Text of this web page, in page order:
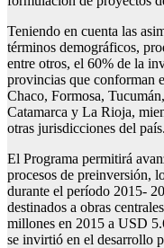
Teniendo en cuenta las
términos demográficos,
entre otros, el 60% de la
provincias que conforman
Chaco, Formosa,
Catamarca y La Rioja,
otras jurisdicciones del país.
El Programa permitirá
procesos de preinversión,
durante el período 2015-
destinados a obras
millones en 2015 a USD
se invirtió en el desarrollo